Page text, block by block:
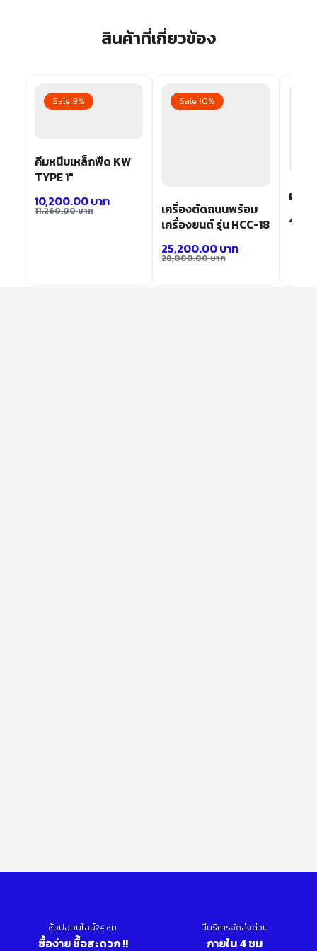
สินค้าที่เกี่ยวข้อง
Sale 9%
คีมหนีบเหล็กพืด KW
TYPE 1″
11,260.00บาท
10,200.00บาท
Sale 10%
เครื่องตัดถนนพร้อม
เครื่องยนต์ รุ่น HCC-18
28,000.00บาท
25,200.00บาท
ผ้าปิ
ช้อปออนไลน์24 ชม.
ซื้อง่าย ซื้อสะดวก !!
มีบริการจัดส่งด่วน
ภายใน 4 ชม